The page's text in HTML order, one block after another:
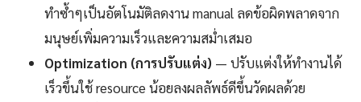
ทำซ้ำๆเป็นอัตโนมัติลดงาน manual ลดข้อผิดพลาดจาก
มนุษย์เพิ่มความเร็วและความสม่ำเสมอ
Optimization (การปรับแต่ง) — ปรับแต่งให้ทำงานได้
เร็วขึ้นใช้ resource น้อยลงผลลัพธ์ดีขึ้นวัดผลด้วย